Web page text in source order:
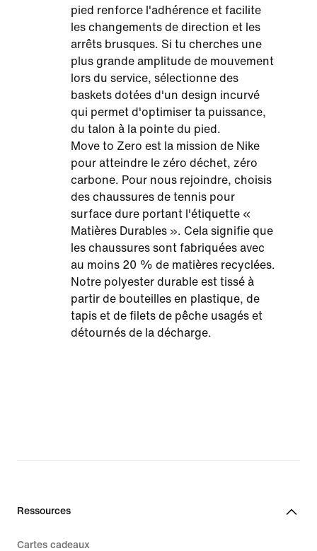
pied renforce l'adhérence et facilite
les changements de direction et les
arrêts brusques. Si tu cherches une
plus grande amplitude de mouvement
lors du service, sélectionne des
baskets dotées d'un design incurvé
qui permet d'optimiser ta puissance,
du talon à la pointe du pied.
Move to Zero est la mission de Nike
pour atteindre le zéro déchet, zéro
carbone. Pour nous rejoindre, choisis
des chaussures de tennis pour
surface dure portant l'étiquette «
Matières Durables ». Cela signifie que
les chaussures sont fabriquées avec
au moins 20 % de matières recyclées.
Notre polyester durable est tissé à
partir de bouteilles en plastique, de
tapis et de filets de pêche usagés et
détournés de la décharge.
Ressources
Cartes cadeaux